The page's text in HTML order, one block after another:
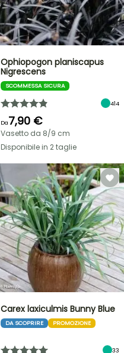
Ophiopogon planiscapus
Nigrescens
SCOMMESSA SICURA
414
Da7,90 €
Vasetto da 8/9 cm
Disponibile in 2 taglie
Carex laxiculmis Bunny Blue
DA SCOPRIRE PROMOZIONE
33